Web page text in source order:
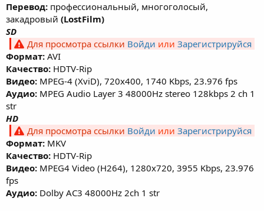
Перевод: профессиональный, многоголосый,
закадровый (LostFilm)
SD
Для просмотра ссылки Войди или Зарегистрируйся
Формат: AVI
Качество: HDTV-Rip
Видео: MPEG-4 (XviD), 720х400, 1740 Kbps, 23.976 fps
Аудио: MPEG Audio Layer 3 48000Hz stereo 128kbps 2 ch 1
str
HD
Для просмотра ссылки Войди или Зарегистрируйся
Формат: MKV
Качество: HDTV-Rip
Видео: MPEG4 Video (H264), 1280x720, 3955 Kbps, 23.976
fps
Аудио: Dolby AC3 48000Hz 2ch 1 str